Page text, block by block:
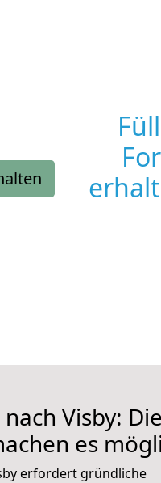
Visby: Die
es
erfordert gründliche